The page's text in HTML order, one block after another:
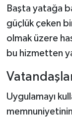
Başta yatağa
güçlük çeken
olmak üzere
bu hizmetten
Uygulamayı